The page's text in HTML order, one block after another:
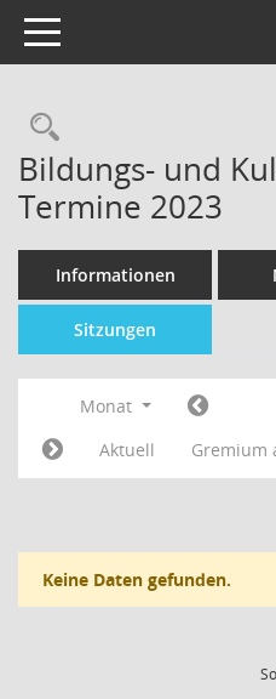
Toggle navigation
Bildungs- und
Termine 2023
Informationen
Sitzungen
Monat
Aktuell
Gremium
Keine Daten gefunden.